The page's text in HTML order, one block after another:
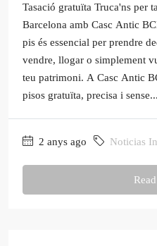
Tasació gratuïta Truca'ns per
Barcelona amb Casc Antic
pis és essencial per prendre
vendre, llogar o simplement
teu patrimoni. A Casc Antic
pisos gratuïta, precisa i sense...
2 anys ago Noticias